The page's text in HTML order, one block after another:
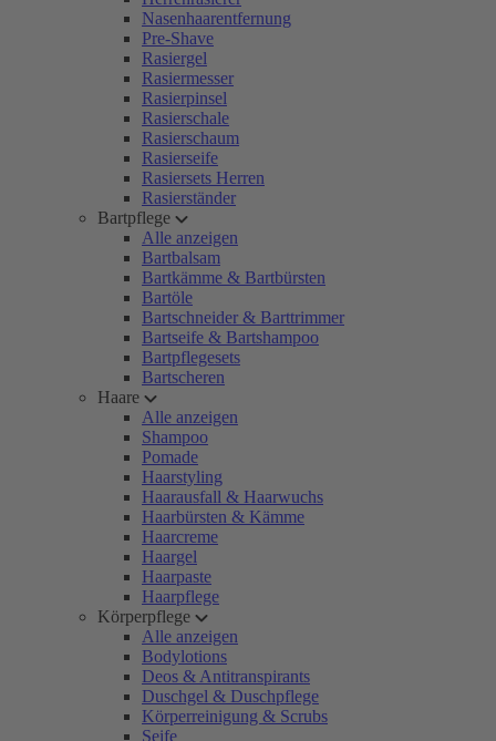
Nasenhaarentfernung
Pre-Shave
Rasiergel
Rasiermesser
Rasierpinsel
Rasierschale
Rasierschaum
Rasierseife
Rasiersets Herren
Rasierständer
Bartpflege
Alle anzeigen
Bartbalsam
Bartkämme & Bartbürsten
Bartöle
Bartschneider & Barttrimmer
Bartseife & Bartshampoo
Bartpflegesets
Bartscheren
Haare
Alle anzeigen
Shampoo
Pomade
Haarstyling
Haarausfall & Haarwuchs
Haarbürsten & Kämme
Haarcreme
Haargel
Haarpaste
Haarpflege
Körperpflege
Alle anzeigen
Bodylotions
Deos & Antitranspirants
Duschgel & Duschpflege
Körperreinigung & Scrubs
Seife